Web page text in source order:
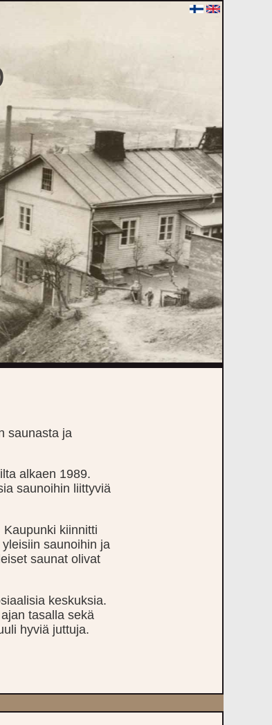
saunasta ja
alkaen 1989.
saunoihin liittyviä
kiinnitti
saunoihin ja
saunat olivat
keskuksia.
tasalla sekä
hyviä juttuja.